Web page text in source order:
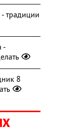
традиции
-
8